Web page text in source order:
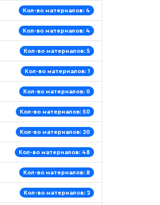
Кол-во материалов: 4
Кол-во материалов: 4
Кол-во материалов: 5
Кол-во материалов: 1
Кол-во материалов: 0
Кол-во материалов: 50
Кол-во материалов: 20
Кол-во материалов: 48
Кол-во материалов: 8
Кол-во материалов: 2